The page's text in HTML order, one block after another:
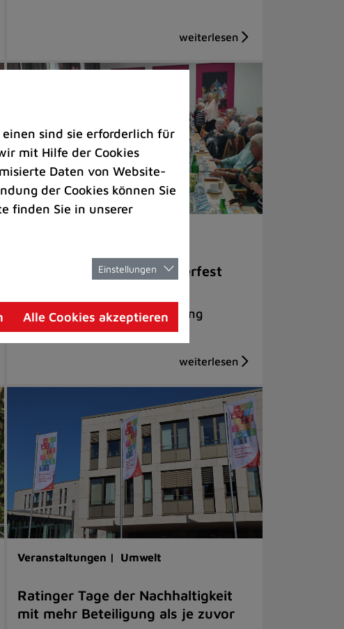
Seniorentreff Süd: Oktoberfest
Volles Haus und tolle Stimmung
Veranstaltungen | Umwelt
Ratinger Tage der Nachhaltigkeit
mit mehr Beteiligung als je zuvor
einen sind sie erforderlich für
mit Hilfe der Cookies
Daten von Website-
der Cookies können Sie
finden Sie in unserer
Einstellungen
Alle Cookies akzeptieren